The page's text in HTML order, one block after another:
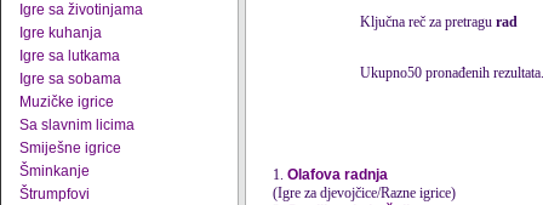
Igre sa životinjama
Igre kuhanja
Igre sa lutkama
Igre sa sobama
Muzičke igrice
Sa slavnim licima
Smiješne igrice
Šminkanje
Štrumpfovi
Ključna reč za pretragu rad
Ukupno50 pronađenih rezultata.
1. Olafova radnja
(Igre za djevojčice/Razne igrice)